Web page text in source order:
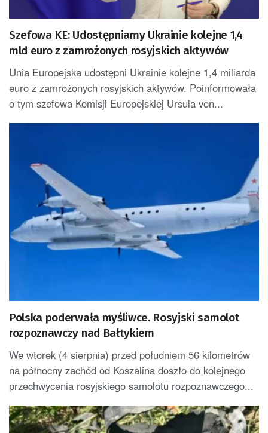
Szefowa KE: Udostępniamy Ukrainie kolejne 1,4
mld euro z zamrożonych rosyjskich aktywów
Unia Europejska udostępni Ukrainie kolejne 1,4 miliarda
euro z zamrożonych rosyjskich aktywów. Poinformowała
o tym szefowa Komisji Europejskiej Ursula von...
Polska poderwała myśliwce. Rosyjski samolot
rozpoznawczy nad Bałtykiem
We wtorek (4 sierpnia) przed południem 56 kilometrów
na północny zachód od Koszalina doszło do kolejnego
przechwycenia rosyjskiego samolotu rozpoznawczego...